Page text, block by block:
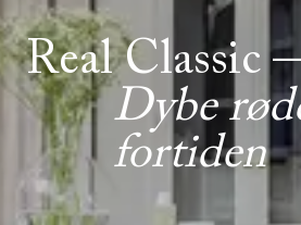
Real Classic
Dybe
fortiden